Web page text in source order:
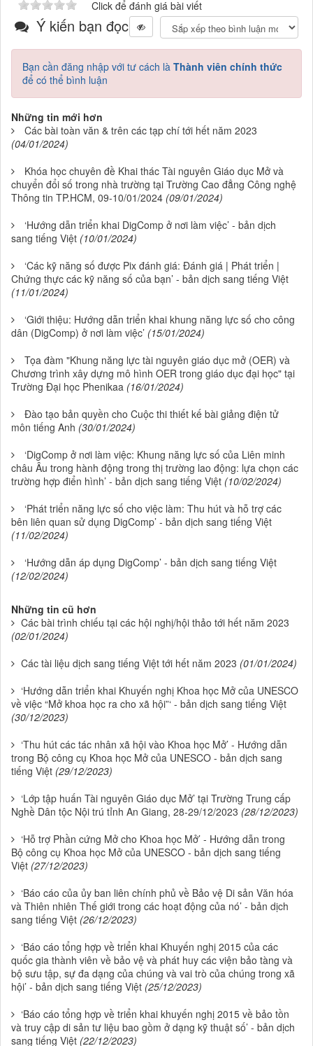
Click để đánh giá bài viết
Ý kiến bạn đọc
Bạn cần đăng nhập với tư cách là Thành viên chính thức
để có thể bình luận
Những tin mới hơn
Các bài toàn văn & trên các tạp chí tới hết năm 2023
(04/01/2024)
Khóa học chuyên đề Khai thác Tài nguyên Giáo dục Mở và
chuyển đổi số trong nhà trường tại Trường Cao đẳng Công nghệ
Thông tin TP.HCM, 09-10/01/2024 (09/01/2024)
‘Hướng dẫn triển khai DigComp ở nơi làm việc’ - bản dịch
sang tiếng Việt (10/01/2024)
‘Các kỹ năng số được Pix đánh giá: Đánh giá | Phát triển |
Chứng thực các kỹ năng số của bạn’ - bản dịch sang tiếng Việt
(11/01/2024)
‘Giới thiệu: Hướng dẫn triển khai khung năng lực số cho công
dân (DigComp) ở nơi làm việc’ (15/01/2024)
Tọa đàm "Khung năng lực tài nguyên giáo dục mở (OER) và
Chương trình xây dựng mô hình OER trong giáo dục đại học" tại
Trường Đại học Phenikaa (16/01/2024)
Đào tạo bản quyền cho Cuộc thi thiết kế bài giảng điện tử
môn tiếng Anh (30/01/2024)
‘DigComp ở nơi làm việc: Khung năng lực số của Liên minh
châu Âu trong hành động trong thị trường lao động: lựa chọn các
trường hợp điển hình’ - bản dịch sang tiếng Việt (10/02/2024)
‘Phát triển năng lực số cho việc làm: Thu hút và hỗ trợ các
bên liên quan sử dụng DigComp’ - bản dịch sang tiếng Việt
(11/02/2024)
‘Hướng dẫn áp dụng DigComp’ - bản dịch sang tiếng Việt
(12/02/2024)
Những tin cũ hơn
Các bài trình chiếu tại các hội nghị/hội thảo tới hết năm 2023
(02/01/2024)
Các tài liệu dịch sang tiếng Việt tới hết năm 2023 (01/01/2024)
‘Hướng dẫn triển khai Khuyến nghị Khoa học Mở của UNESCO
về việc “Mở khoa học ra cho xã hội”‘ - bản dịch sang tiếng Việt
(30/12/2023)
‘Thu hút các tác nhân xã hội vào Khoa học Mở’ - Hướng dẫn
trong Bộ công cụ Khoa học Mở của UNESCO - bản dịch sang
tiếng Việt (29/12/2023)
‘Lớp tập huấn Tài nguyên Giáo dục Mở’ tại Trường Trung cấp
Nghề Dân tộc Nội trú tỉnh An Giang, 28-29/12/2023 (28/12/2023)
‘Hỗ trợ Phần cứng Mở cho Khoa học Mở’ - Hướng dẫn trong
Bộ công cụ Khoa học Mở của UNESCO - bản dịch sang tiếng
Việt (27/12/2023)
‘Báo cáo của ủy ban liên chính phủ về Bảo vệ Di sản Văn hóa
và Thiên nhiên Thế giới trong các hoạt động của nó’ - bản dịch
sang tiếng Việt (26/12/2023)
‘Báo cáo tổng hợp về triển khai Khuyến nghị 2015 của các
quốc gia thành viên về bảo vệ và phát huy các viện bảo tàng và
bộ sưu tập, sự đa dạng của chúng và vai trò của chúng trong xã
hội’ - bản dịch sang tiếng Việt (25/12/2023)
‘Báo cáo tổng hợp về triển khai khuyến nghị 2015 về bảo tồn
và truy cập di sản tư liệu bao gồm ở dạng kỹ thuật số’ - bản dịch
sang tiếng Việt (22/12/2023)